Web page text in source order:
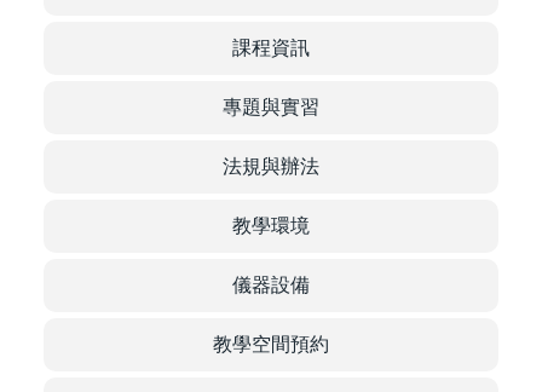
課程資訊
專題與實習
法規與辦法
教學環境
儀器設備
教學空間預約
Department
of Food